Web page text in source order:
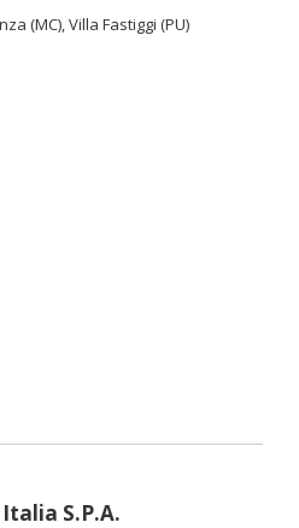
(MC), Villa Fastiggi (PU)
S.P.A.